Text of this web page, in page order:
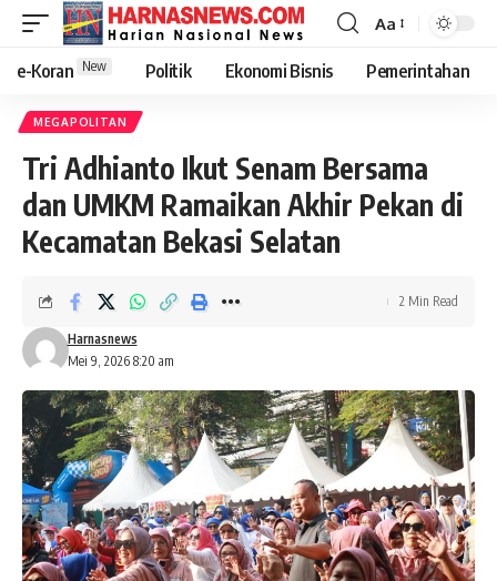
Aa
e-Koran New Politik Ekonomi Bisnis Pemerintahan
MEGAPOLITAN
Tri Adhianto Ikut Senam Bersama
dan UMKM Ramaikan Akhir Pekan di
Kecamatan Bekasi Selatan
Mei 9, 2026 8:20 am
Harnasnews
2 Min Read